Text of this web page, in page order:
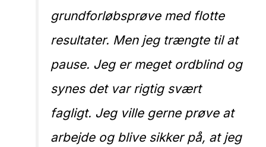
grundforløbsprøve med flotte
resultater. Men jeg trængte til at
pause. Jeg er meget ordblind og
synes det var rigtig svært
fagligt. Jeg ville gerne prøve at
arbejde og blive sikker på, at jeg